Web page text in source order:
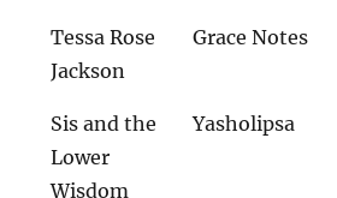
Tessa Rose
Jackson
Grace Notes
Sis and the
Lower
Wisdom
Yasholipsa